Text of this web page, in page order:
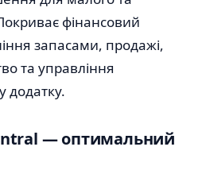
фінансовий
запасами, продажі,
та управління
додатку.
— оптимальний